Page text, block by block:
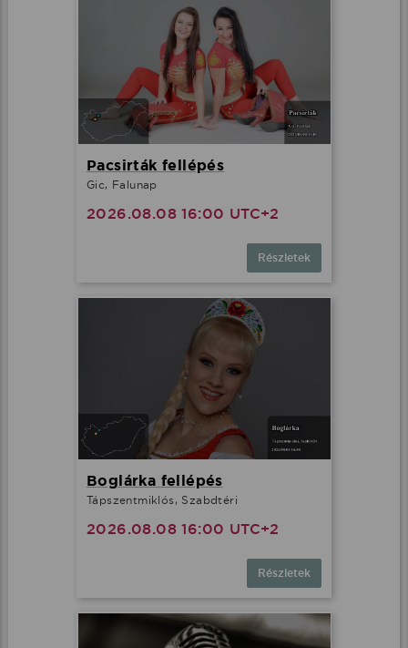
Pacsirták fellépés
Gic, Falunap
2026.08.08 16:00 UTC+2
Részletek
Boglárka fellépés
Tápszentmiklós, Szabdtéri
2026.08.08 16:00 UTC+2
Részletek